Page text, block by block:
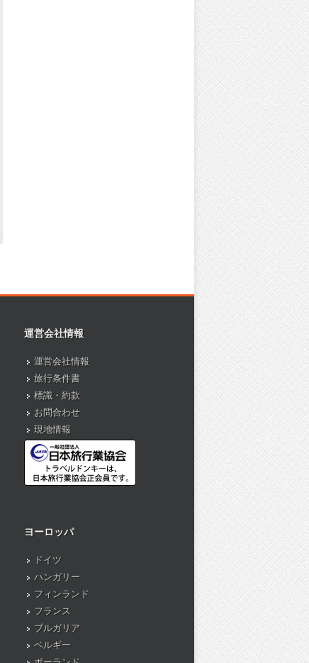
運営会社情報
運営会社情報
旅行条件書
標識・約款
お問合わせ
現地情報
ヨーロッパ
ドイツ
ハンガリー
フィンランド
フランス
ブルガリア
ベルギー